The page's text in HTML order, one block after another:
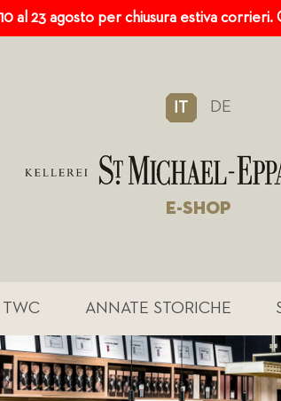
al 23 agosto per chiusura estiva
IT DE
E-SHOP
TWC ANNATE STORICHE